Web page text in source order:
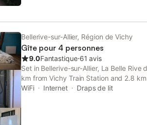
Bellerive-sur-Allier, Région de Vichy
Gîte pour 4 personnes
9.0Fantastique⋅61 avis
Set in Bellerive-sur-Allier, La Belle
km from Vichy Train Station and 2.8
property has garden and city views,
WiFi Internet Draps de lit